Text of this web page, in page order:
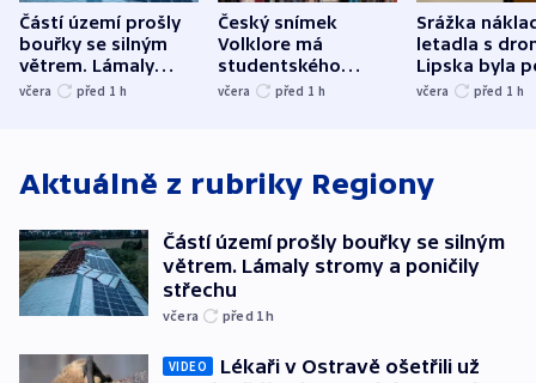
Částí území prošly
bouřky se silným
větrem. Lámaly
stromy a poničily
včera před 1 h
Český snímek
Volklore má
studentského
Oscara, zabojuje o
včera před 1 h
Srážka
letadla s
Lipska byla
německého
včera před 1 h
Aktuálně z rubriky Regiony
Částí území prošly bouřky se silným
větrem. Lámaly stromy a poničily
střechu
včera před 1h
VIDEO
Lékaři v Ostravě ošetřili už